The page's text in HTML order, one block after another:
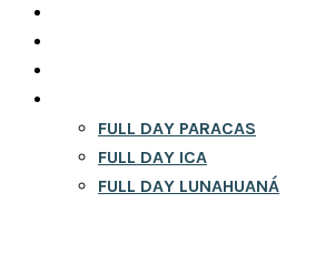
FULL DAY PARACAS
FULL DAY ICA
FULL DAY LUNAHUANÁ